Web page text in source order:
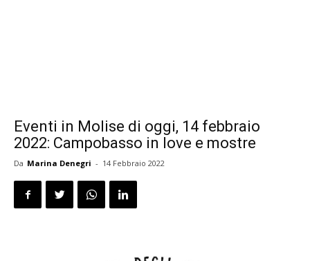
Eventi in Molise di oggi, 14 febbraio
2022: Campobasso in love e mostre
Da Marina Denegri - 14 Febbraio 2022